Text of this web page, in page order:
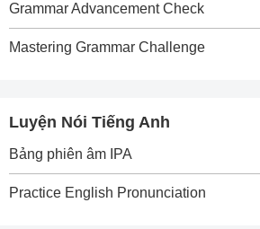
Grammar Advancement Check
Mastering Grammar Challenge
Luyện Nói Tiếng Anh
Bảng phiên âm IPA
Practice English Pronunciation